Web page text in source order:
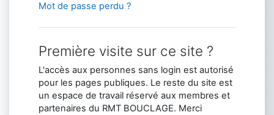
Mot de passe perdu ?
Première visite sur ce site ?
L'accès aux personnes sans login est autorisé
pour les pages publiques. Le reste du site est
un espace de travail réservé aux membres et
partenaires du RMT BOUCLAGE. Merci